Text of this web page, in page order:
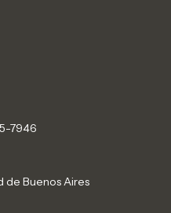
7946
de Buenos Aires